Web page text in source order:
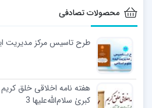
محصولات تصادفی
طرح تاسیس مرکز مدیریت
کبریٰ سلام‌الله‌علیها 3